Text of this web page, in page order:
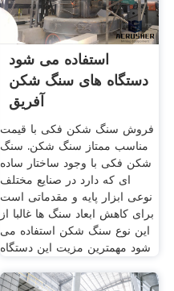
استفاده می شود
دستگاه های سنگ شکن
آفریق
فروش سنگ شکن فکی با قیمت
مناسب ممتاز سنگ شکن. سنگ
شکن فکی با وجود ساختار ساده
ای که دارد در صنایع مختلف
نوعی ابزار پایه و مقدماتی است
برای کاهش ابعاد سنگ ها غالبا از
این نوع سنگ شکن استفاده می
شود مهمترین مزیت این دستگاه